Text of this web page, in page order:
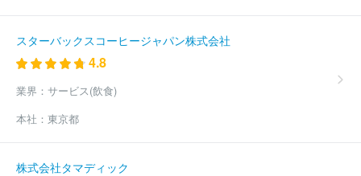
スターバックスコーヒージャパン株式会社
4.8
業界： サービス(飲食)
本社： 東京都
株式会社タマディック